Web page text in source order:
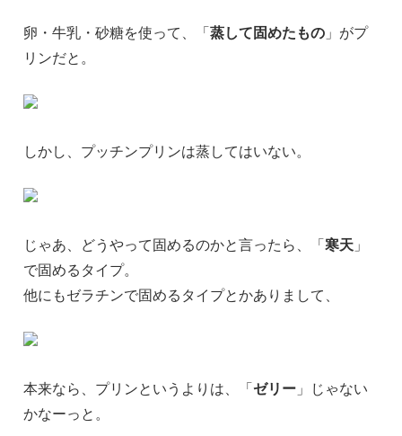
卵・牛乳・砂糖を使って、「蒸して固めたもの」がプ
リンだと。
しかし、プッチンプリンは蒸してはいない。
じゃあ、どうやって固めるのかと言ったら、「寒天」
で固めるタイプ。
他にもゼラチンで固めるタイプとかありまして、
本来なら、プリンというよりは、「ゼリー」じゃない
かなーっと。